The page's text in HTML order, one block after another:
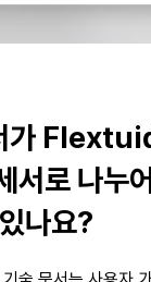
가
서로 나누
나요?